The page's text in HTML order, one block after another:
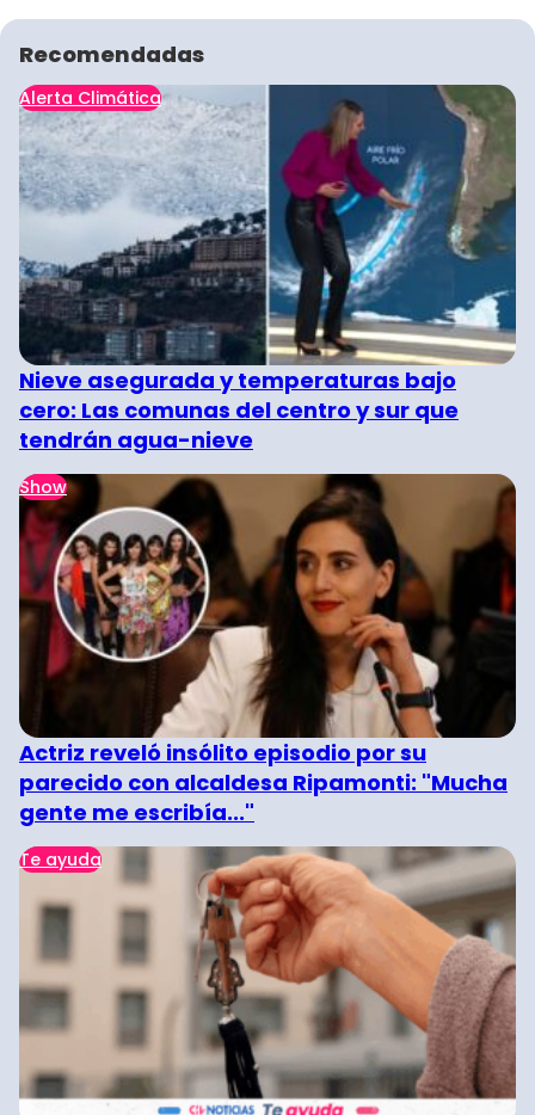
Recomendadas
Alerta Climática
Nieve asegurada y temperaturas bajo
cero: Las comunas del centro y sur que
tendrán agua-nieve
Show
Actriz reveló insólito episodio por su
parecido con alcaldesa Ripamonti: "Mucha
gente me escribía..."
Te ayuda